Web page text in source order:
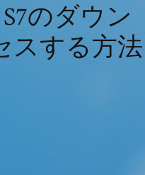
のダウン
スする方法